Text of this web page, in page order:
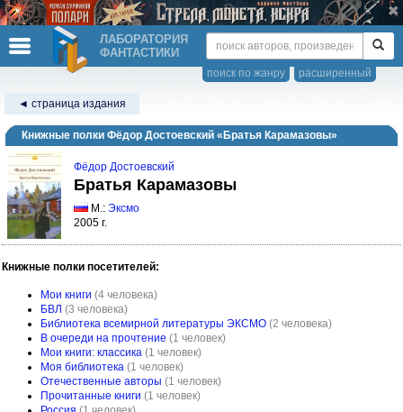
ЛАБОРАТОРИЯ
ФАНТАСТИКИ
расширенный
поиск по жанру
◄ страница издания
Книжные полки Фёдор Достоевский «Братья Карамазовы»
Фёдор Достоевский
Братья Карамазовы
М.: Эксмо
2005 г.
Книжные полки посетителей:
Мои книги (4 человека)
БВЛ (3 человека)
Библиотека всемирной литературы ЭКСМО (2 человека)
В очереди на прочтение (1 человек)
Мои книги: классика (1 человек)
Моя библиотека (1 человек)
Отечественные авторы (1 человек)
Прочитанные книги (1 человек)